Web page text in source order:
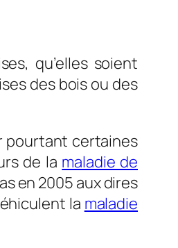
qu’elles soient
des bois ou des
pourtant certaines
de la maladie de
en 2005 aux dires
la maladie